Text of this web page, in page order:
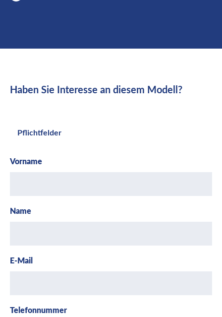
Haben Sie Interesse an diesem Modell?
Pflichtfelder
Vorname
Name
E-Mail
Telefonnummer